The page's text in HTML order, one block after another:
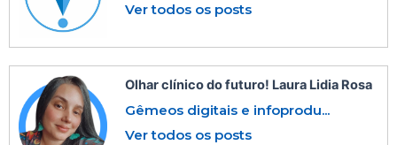
Ver todos os posts
Olhar clínico do futuro! Laura Lidia Rosa
Gêmeos digitais e infoprodu...
Ver todos os posts